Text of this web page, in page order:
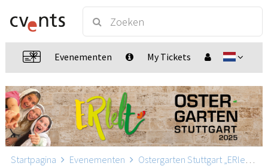
Evenementen My Tickets
Startpagina Evenementen Ostergarten Stuttgart „ERlebt“